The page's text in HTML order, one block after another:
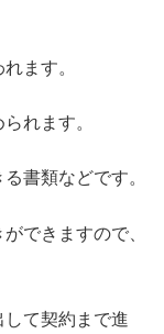
ます。
れます。
書類などです。
できますので、
て契約まで進